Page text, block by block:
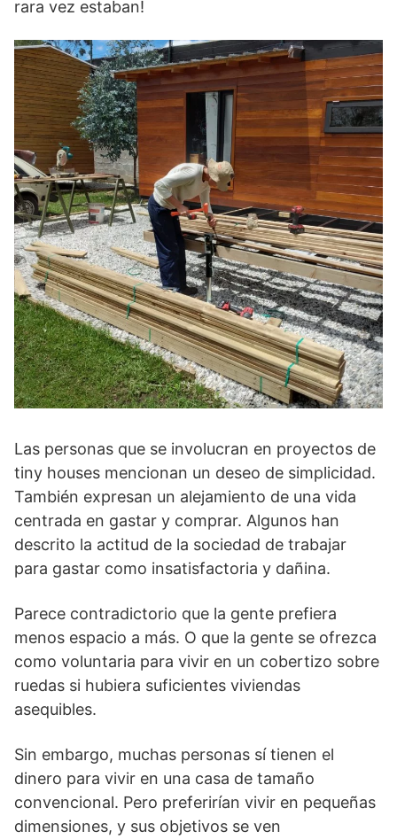
rara vez estaban!
Las personas que se involucran en proyectos de
tiny houses mencionan un deseo de simplicidad.
También expresan un alejamiento de una vida
centrada en gastar y comprar. Algunos han
descrito la actitud de la sociedad de trabajar
para gastar como insatisfactoria y dañina.
Parece contradictorio que la gente prefiera
menos espacio a más. O que la gente se ofrezca
como voluntaria para vivir en un cobertizo sobre
ruedas si hubiera suficientes viviendas
asequibles.
Sin embargo, muchas personas sí tienen el
dinero para vivir en una casa de tamaño
convencional. Pero preferirían vivir en pequeñas
dimensiones, y sus objetivos se ven